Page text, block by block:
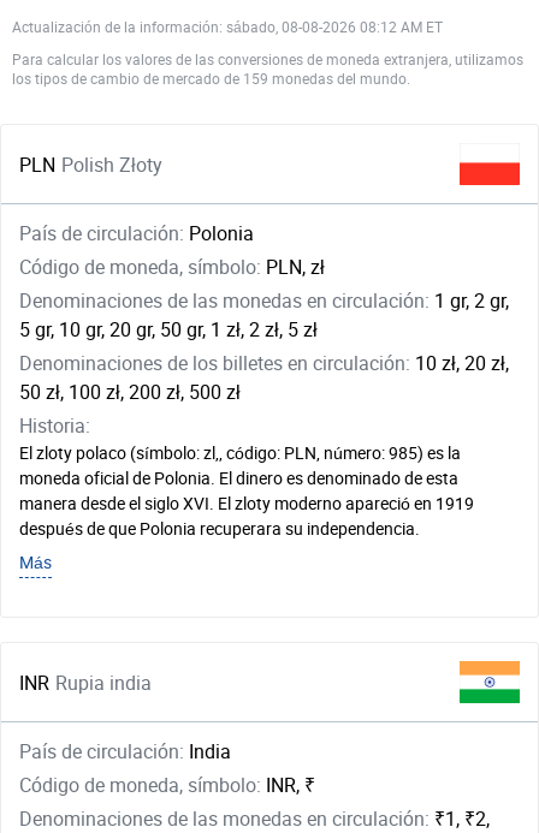
Actualización de la información: sábado, 08-08-2026 08:12 AM ET
Para calcular los valores de las conversiones de moneda extranjera, utilizamos
los tipos de cambio de mercado de 159 monedas del mundo.
PLN Polish Złoty
País de circulación: Polonia
Código de moneda, símbolo: PLN, zł
Denominaciones de las monedas en circulación: 1 gr, 2 gr,
5 gr, 10 gr, 20 gr, 50 gr, 1 zł, 2 zł, 5 zł
Denominaciones de los billetes en circulación: 10 zł, 20 zł,
50 zł, 100 zł, 200 zł, 500 zł
Historia:
El zloty polaco (símbolo: zl,, código: PLN, número: 985) es la
moneda oficial de Polonia. El dinero es denominado de esta
manera desde el siglo XVI. El zloty moderno apareció en 1919
después de que Polonia recuperara su independencia.
Más
INR Rupia india
País de circulación: India
Código de moneda, símbolo: INR, ₹
Denominaciones de las monedas en circulación: ₹1, ₹2,